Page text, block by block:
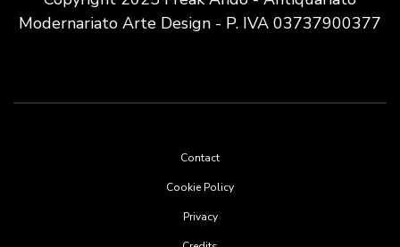
Modernariato Arte Design - P. IVA 03737900377
Contact
Cookie Policy
Privacy